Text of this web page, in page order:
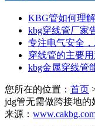
KBG管如何理
kbg穿线管厂家
专注电气安全
穿线管的主要
kbg金属穿线管
您所在的位置： 首页
jdg管无需做跨接地的
来源：